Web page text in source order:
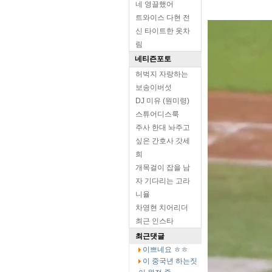
네 영끌했어
트와이스 다현 전
신 타이트한 옷차
림
네티즌포토
허벅지 자랑하는
보송이버섯
DJ 미유 (원미령)
스튜어디스룩
주사 한대 놔주고
싶은 간호사 갓세
희
개목걸이 잡을 남
자 기다리는 고라
니율
차영현 치어리더
최근 인스타
최근댓글
이쁘네요 ㅎㅎ
이 중국년 하는짓